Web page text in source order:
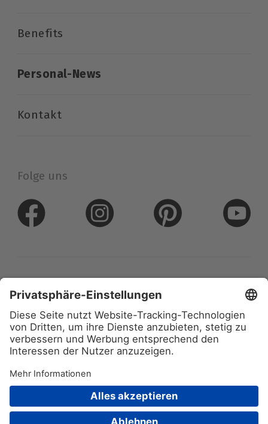
Benefits
Personal-News
Kontakt
Folge uns
Arnulf Betzold GmbH
Ferdinand-Porsche-Str. 6
73479 Ellwangen
Datenschutz
Impressum